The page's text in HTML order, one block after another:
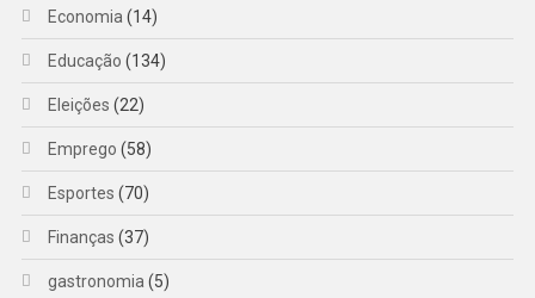
Economia (14)
Educação (134)
Eleições (22)
Emprego (58)
Esportes (70)
Finanças (37)
gastronomia (5)